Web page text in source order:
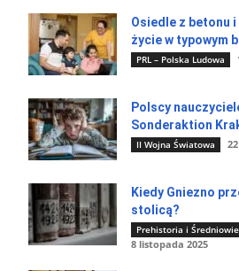
Osiedle z betonu
życie w typowym
PRL – Polska Ludowa
Polscy
Sonderaktion
II Wojna Światowa
Kiedy Gniezno
stolicą?
Prehistoria i
8 listopada 2025